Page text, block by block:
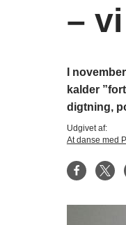
–
I
kalder
digtning,
Udgivet af:
At danse med